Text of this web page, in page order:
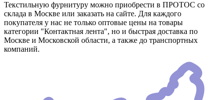
Текстильную фурнитуру можно приобрести в ПРОТОС со
склада в Москве или заказать на сайте. Для каждого
покупателя у нас не только оптовые цены на товары
категории "Контактная лента", но и быстрая доставка по
Москве и Московской области, а также до транспортных
компаний.